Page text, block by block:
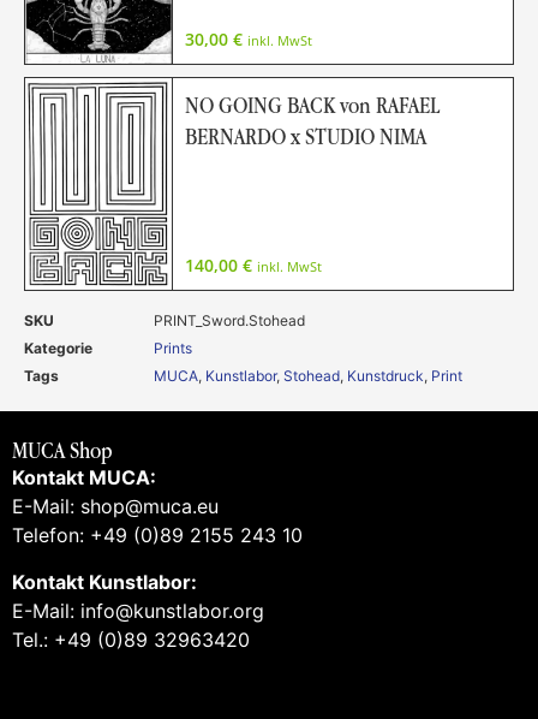
30,00 € inkl. MwSt
NO GOING BACK von RAFAEL
BERNARDO x STUDIO NIMA
140,00 € inkl. MwSt
SKU
PRINT_Sword.Stohead
Kategorie
Prints
Tags
MUCA, Kunstlabor, Stohead, Kunstdruck, Print
MUCA Shop
Kontakt MUCA:
E-Mail: shop@muca.eu
Telefon: +49 (0)89 2155 243 10
Kontakt Kunstlabor:
E-Mail: info@kunstlabor.org
Tel.: +49 (0)89 32963420